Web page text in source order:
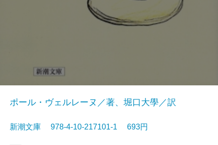
ポール・ヴェルレーヌ／著、堀口大學／訳
新潮文庫 978-4-10-217101-1 693円